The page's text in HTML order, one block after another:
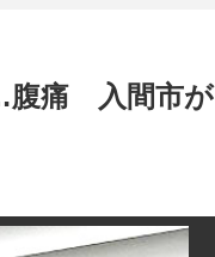
腹痛 入間市が